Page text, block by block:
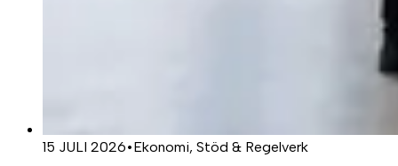
15 JULI 2026•Ekonomi, Stöd & Regelverk